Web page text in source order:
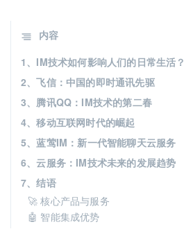
内容
1、IM技术如何影响人们的日常生活？
2、飞信：中国的即时通讯先驱
3、腾讯QQ：IM技术的第二春
4、移动互联网时代的崛起
5、蓝莺IM：新一代智能聊天云服务
6、云服务：IM技术未来的发展趋势
7、结语
🚀 核心产品与服务
🤖 智能集成优势